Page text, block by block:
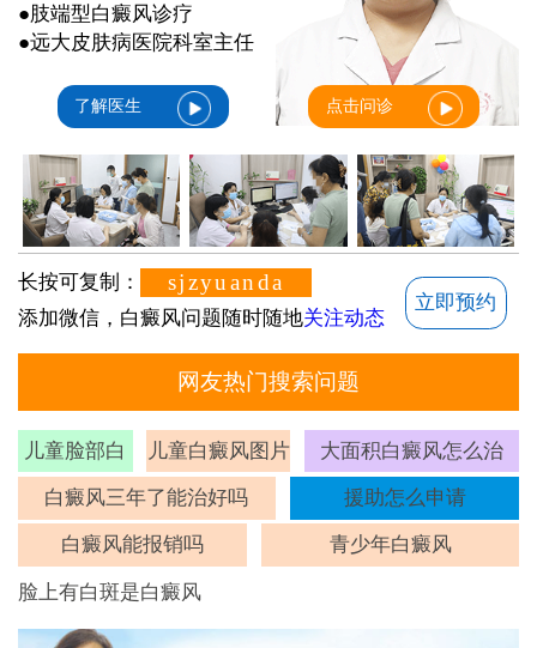
●肢端型白癜风诊疗
●远大皮肤病医院科室主任
了解医生 点击问诊
长按可复制： sjzyuanda
添加微信，白癜风问题随时随地关注动态
立即预约
网友热门搜索问题
儿童脸部白
斑
儿童白癜风图片 大面积白癜风怎么治
白癜风三年了能治好吗 援助怎么申请
白癜风能报销吗 青少年白癜风
脸上有白斑是白癜风